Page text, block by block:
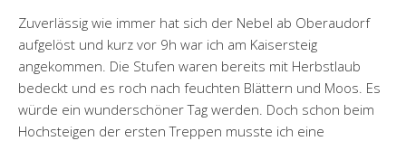
Zuverlässig wie immer hat sich der Nebel ab Oberaudorf
aufgelöst und kurz vor 9h war ich am Kaisersteig
angekommen. Die Stufen waren bereits mit Herbstlaub
bedeckt und es roch nach feuchten Blättern und Moos. Es
würde ein wunderschöner Tag werden. Doch schon beim
Hochsteigen der ersten Treppen musste ich eine